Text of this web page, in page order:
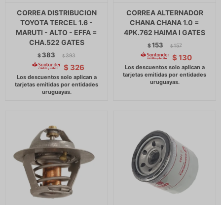
CORREA DISTRIBUCION
TOYOTA TERCEL 1.6 -
MARUTI - ALTO - EFFA =
CHA.522 GATES
$ 383 $ 393
$ 326
CORREA ALTERNADOR
CHANA CHANA 1.0 =
4PK.762 HAIMA I GATES
$153 $ 157
$ 130